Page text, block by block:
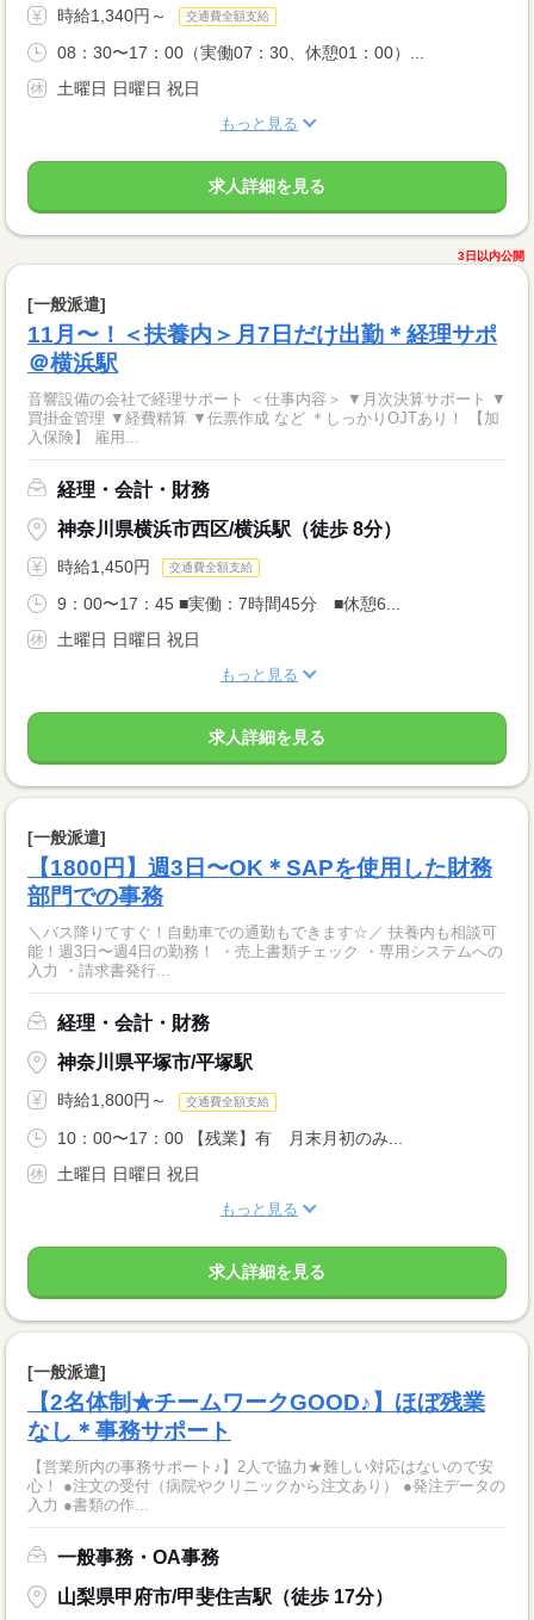
時給1,340円～ 交通費全額支給
08：30〜17：00（実働07：30、休憩01：00）...
土曜日 日曜日 祝日
もっと見る
求人詳細を見る
3日以内公開
[一般派遣]
11月〜！＜扶養内＞月7日だけ出勤＊経理サポ
＠横浜駅
音響設備の会社で経理サポート ＜仕事内容＞ ▼月次決算サポート ▼
買掛金管理 ▼経費精算 ▼伝票作成 など ＊しっかりOJTあり！ 【加
入保険】 雇用...
経理・会計・財務
神奈川県横浜市西区/横浜駅（徒歩 8分）
時給1,450円 交通費全額支給
9：00〜17：45 ■実働：7時間45分 ■休憩6...
土曜日 日曜日 祝日
もっと見る
求人詳細を見る
[一般派遣]
【1800円】週3日〜OK＊SAPを使用した財務
部門での事務
＼バス降りてすぐ！自動車での通勤もできます☆／ 扶養内も相談可
能！週3日〜週4日の勤務！ ・売上書類チェック ・専用システムへの
入力 ・請求書発行...
経理・会計・財務
神奈川県平塚市/平塚駅
時給1,800円～ 交通費全額支給
10：00〜17：00 【残業】有 月末月初のみ...
土曜日 日曜日 祝日
もっと見る
求人詳細を見る
[一般派遣]
【2名体制★チームワークGOOD♪】ほぼ残業
なし＊事務サポート
【営業所内の事務サポート♪】2人で協力★難しい対応はないので安
心！ ●注文の受付（病院やクリニックから注文あり） ●発注データの
入力 ●書類の作...
一般事務・OA事務
山梨県甲府市/甲斐住吉駅（徒歩 17分）